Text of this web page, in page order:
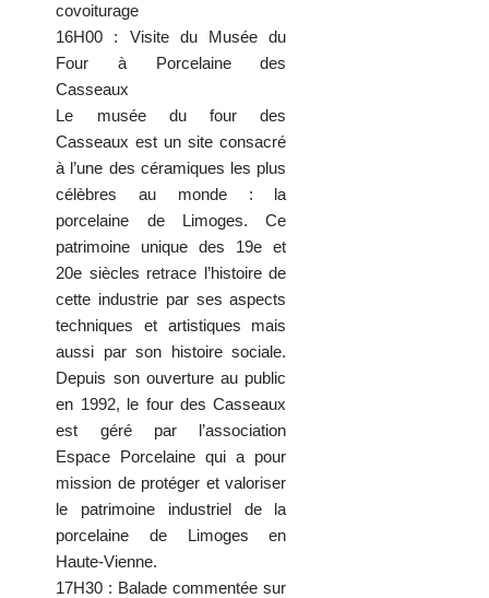
covoiturage
16H00 : Visite du Musée du
Four à Porcelaine des
Casseaux
Le musée du four des
Casseaux est un site consacré
à l’une des céramiques les plus
célèbres au monde : la
porcelaine de Limoges. Ce
patrimoine unique des 19e et
20e siècles retrace l’histoire de
cette industrie par ses aspects
techniques et artistiques mais
aussi par son histoire sociale.
Depuis son ouverture au public
en 1992, le four des Casseaux
est géré par l’association
Espace Porcelaine qui a pour
mission de protéger et valoriser
le patrimoine industriel de la
porcelaine de Limoges en
Haute-Vienne.
17H30 : Balade commentée sur